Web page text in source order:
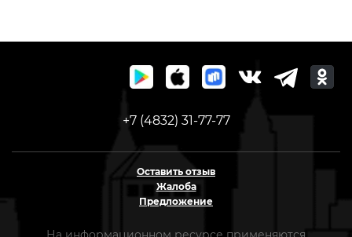
+7 (4832) 31-77-77
Оставить отзыв
Жалоба
Предложение